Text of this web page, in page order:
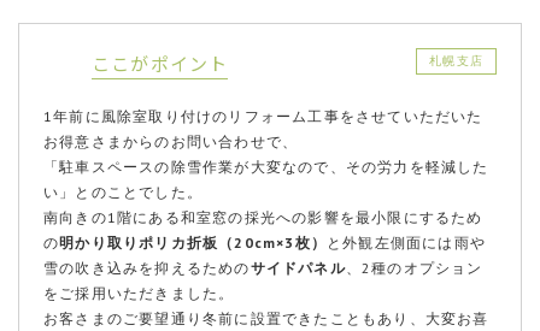
ここがポイント 札幌支店
1年前に風除室取り付けのリフォーム工事をさせていただいた
お得意さまからのお問い合わせで、
「駐車スペースの除雪作業が大変なので、その労力を軽減した
い」とのことでした。
南向きの1階にある和室窓の採光への影響を最小限にするため
の明かり取りポリカ折板（20cm×3枚）
と外観左側面には雨や
雪の吹き込みを抑えるためのサイドパネル、2種のオプション
をご採用いただきました。
お客さまのご要望通り冬前に設置できたこともあり、大変お喜